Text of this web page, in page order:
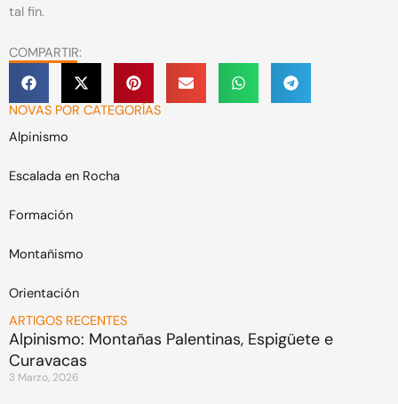
tal fin.
COMPARTIR:
NOVAS POR CATEGORÍAS
Alpinismo
Escalada en Rocha
Formación
Montañismo
Orientación
ARTIGOS RECENTES
Alpinismo: Montañas Palentinas, Espigüete e
Curavacas
3 Marzo, 2026